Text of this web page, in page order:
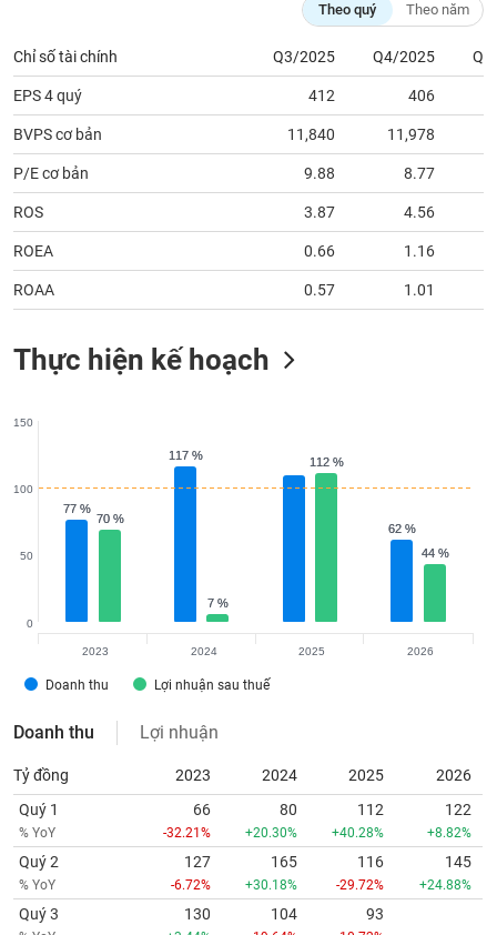
Theo quý Theo năm
Chỉ số tài chính Q3/2025 Q4/2025
EPS 4 quý 412 406
BVPS cơ bản 11,840 11,978
P/E cơ bản 9.88 8.77
ROS 3.87 4.56
ROEA 0.66 1.16
ROAA 0.57 1.01
Thực hiện kế hoạch
77 %
77 %
117 %
117 %
62 %
62 %
70 %
70 %
7 %
7 %
112 %
112 %
44 %
44 %
Doanh thu Lợi nhuận sau thuế
0
50
100
150
2023 2024 2025 2026
Doanh thu Lợi nhuận
Tỷ đồng 2023 2024 2025
2026
Quý 1
% YoY
66
-32.21%
80
+20.30%
112
+40.28%
122
+8.82%
Quý 2
% YoY
127
-6.72%
165
+30.18%
116
-29.72%
145
+24.88%
Quý 3 130 104 93